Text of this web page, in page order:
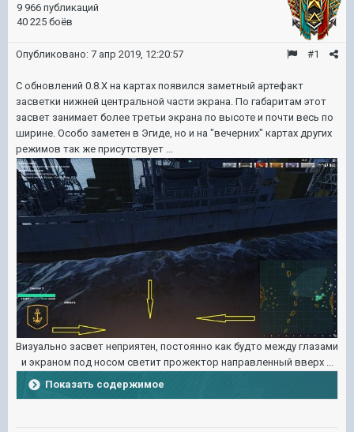
9 966 публикаций
40 225 боёв
#1
Опубликовано: 7 апр 2019, 12:20:57
С обновлений 0.8.Х на картах появился заметный артефакт
засветки нижней центральной части экрана. По габаритам этот
засвет занимает более третьи экрана по высоте и почти весь по
ширине. Особо заметен в Эгиде, но и на "вечерних" картах других
режимов так же присутствует ...
Визуально засвет неприятен, постоянно как будто между глазами
и экраном под носом светит прожектор направленный вверх ...
Показать содержимое